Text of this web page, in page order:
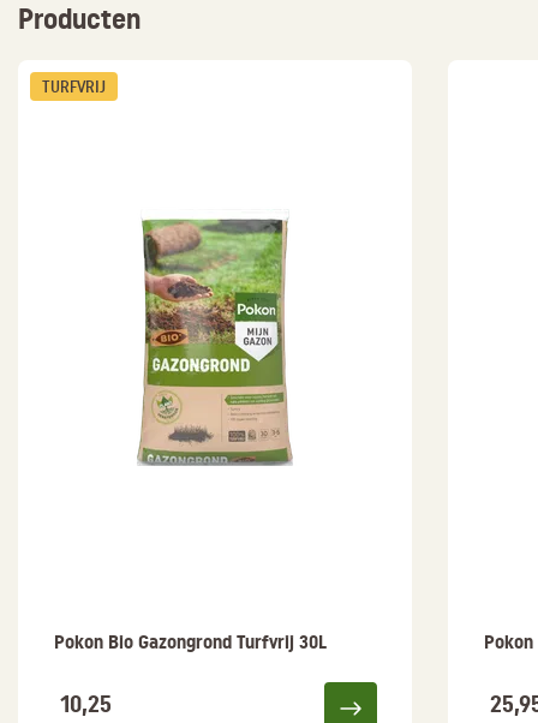
Producten
TURFVRIJ
Pokon Bio Gazongrond Turfvrij 30L
10,25